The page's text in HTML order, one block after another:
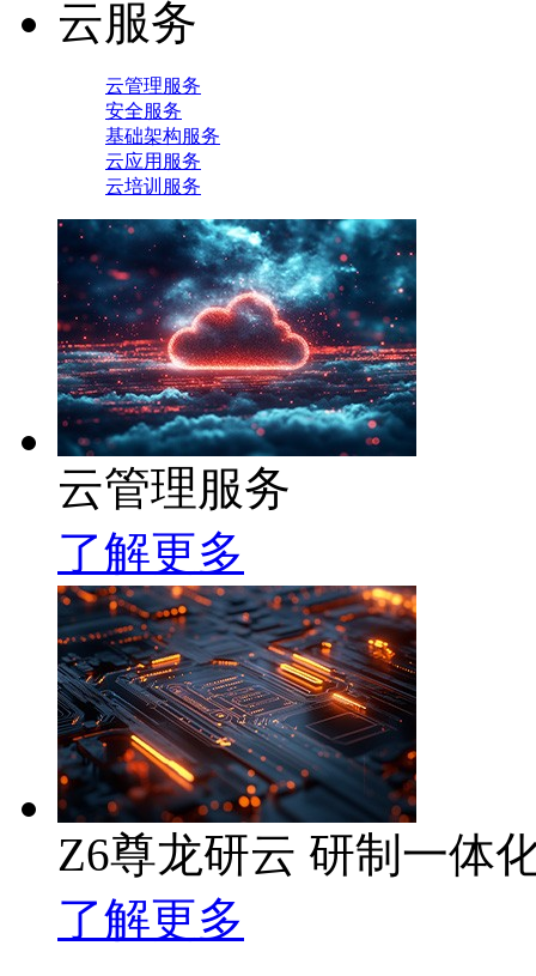
云服务
云管理服务
安全服务
基础架构服务
云应用服务
云培训服务
云管理服务
了解更多
Z6尊龙研云 研制一体
了解更多